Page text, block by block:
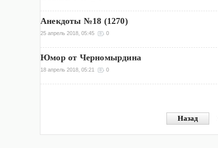
Анекдоты №18 (1270)
25 апрель 2018, 05:45 0
Юмор от Черномырдина
18 апрель 2018, 05:21 0
Назад